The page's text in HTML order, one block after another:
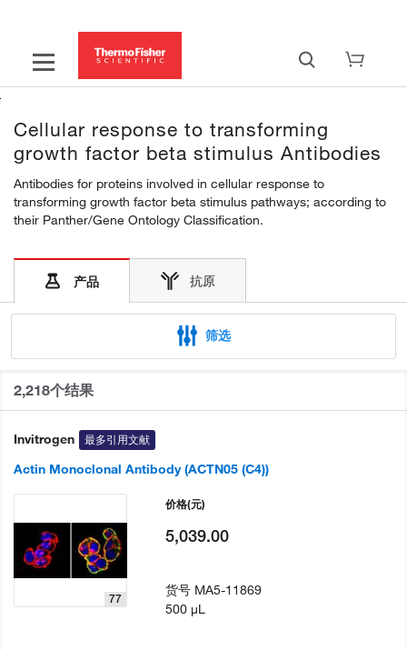
Cellular response to transforming
growth factor beta stimulus Antibodies
Antibodies for proteins involved in cellular response to
transforming growth factor beta stimulus pathways; according to
their Panther/Gene Ontology Classification.
产品 抗原
筛选
2,218个结果
Invitrogen 最多引用文献
Actin Monoclonal Antibody (ACTN05 (C4))
77
价格(元)
5,039.00
货号 MA5-11869
500 µL